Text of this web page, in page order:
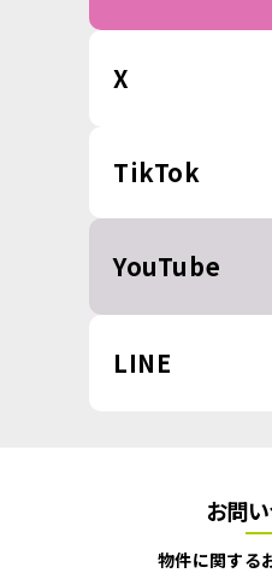
X
TikTok
YouTube
LINE
お問
物件に関する